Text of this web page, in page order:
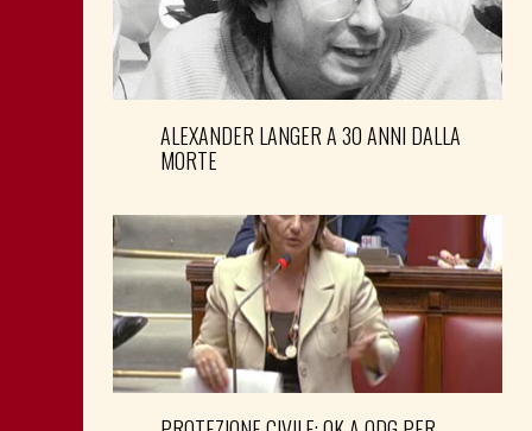
ALEXANDER LANGER A 30 ANNI DALLA
MORTE